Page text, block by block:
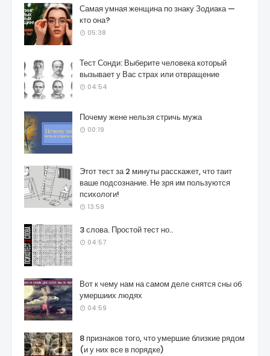
Самая умная женщина по знаку Зодиака —
кто она?
05:38
Тест Сонди: Выберите человека который
вызывает у Вас страх или отвращение
04:54
Почему жене нельзя стричь мужа
00:19
Этот тест за 2 минуты расскажет, что таит
ваше подсознание. Не зря им пользуются
психологи!
13:59
3 слова. Простой тест но..
04:57
Вот к чему нам на самом деле снятся сны об
умершиих людях
04:59
8 признаков того, что умершие близкие рядом
(и у них все в порядке)